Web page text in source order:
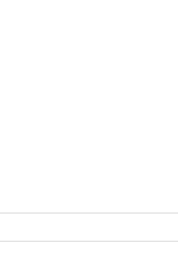
会グループの一員にな